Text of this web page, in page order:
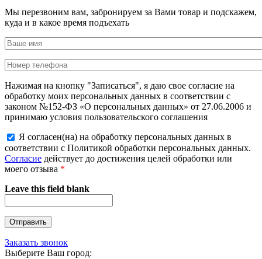
Мы перезвоним вам, забронируем за Вами товар и подскажем,
куда и в какое время подъехать
Нажимая на кнопку "Записаться", я даю свое согласие на
обработку моих персональных данных в соответствии с
законом №152-ФЗ «О персональных данных» от 27.06.2006 и
принимаю условия пользовательского соглашения
Я согласен(на) на обработку персональных данных в
соответствии с Политикой обработки персональных данных.
Согласие действует до достижения целей обработки или
моего отзыва *
Leave this field blank
Заказать звонок
Выберите Ваш город: